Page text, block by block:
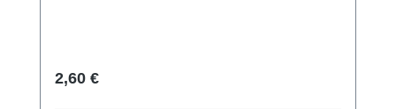
Regulärer Preis:
2,60 €